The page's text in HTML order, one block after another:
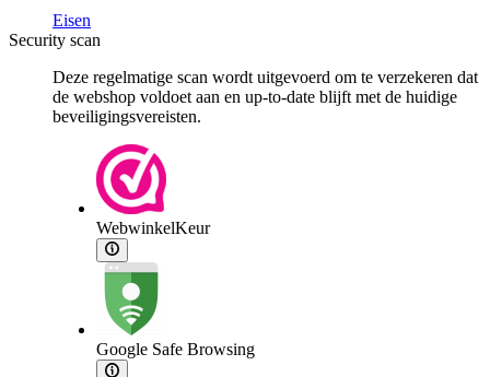
Eisen
Security scan
Deze regelmatige scan wordt uitgevoerd om te verzekeren dat
de webshop voldoet aan en up-to-date blijft met de huidige
beveiligingsvereisten.
WebwinkelKeur
Google Safe Browsing